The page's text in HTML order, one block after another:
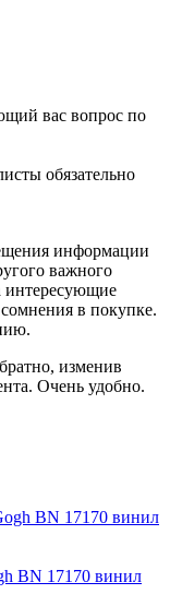
вас вопрос по
обязательно
информации
важного
интересующие
в покупке.
изменив
Очень удобно.
BN 17170 винил